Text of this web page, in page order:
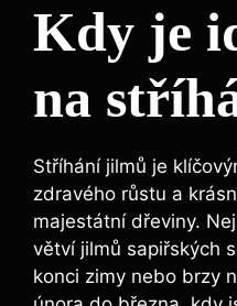
Kdy je
na
Stříhání jilmů je
zdravého růstu a
majestátní dřeviny.
větví jilmů sapiřských
konci zimy nebo brzy